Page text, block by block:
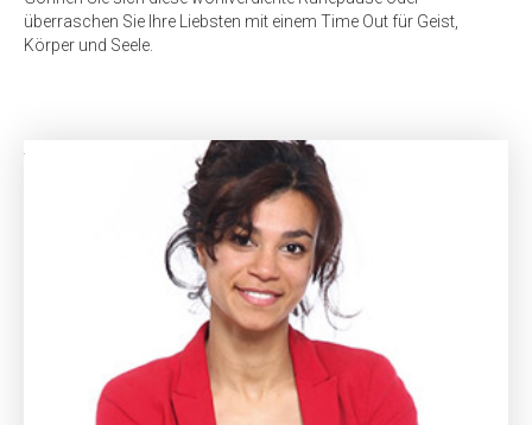
überraschen Sie Ihre Liebsten mit einem Time Out für Geist,
Körper und Seele.